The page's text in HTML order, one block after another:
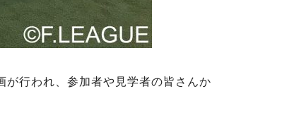
行われ、参加者や見学者の皆さんか